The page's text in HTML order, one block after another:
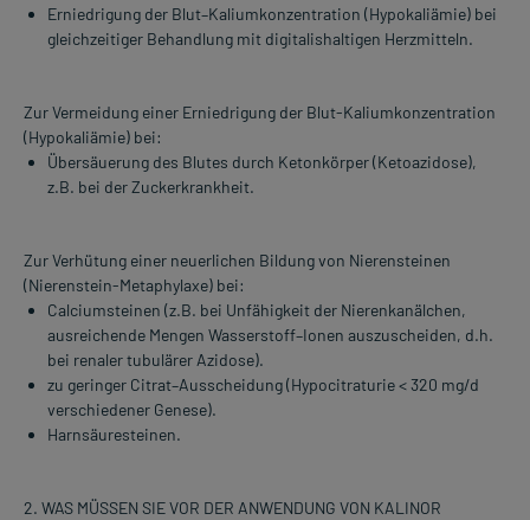
Erniedrigung der Blut–Kaliumkonzentration (Hypokaliämie) bei
gleichzeitiger Behandlung mit digitalishaltigen Herzmitteln.
Zur Vermeidung einer Erniedrigung der Blut-Kaliumkonzentration
(Hypokaliämie) bei:
Übersäuerung des Blutes durch Ketonkörper (Ketoazidose),
z.B. bei der Zuckerkrankheit.
Zur Verhütung einer neuerlichen Bildung von Nierensteinen
(Nierenstein-Metaphylaxe) bei:
Calciumsteinen (z.B. bei Unfähigkeit der Nierenkanälchen,
ausreichende Mengen Wasserstoff–Ionen auszuscheiden, d.h.
bei renaler tubulärer Azidose).
zu geringer Citrat–Ausscheidung (Hypocitraturie < 320 mg/d
verschiedener Genese).
Harnsäuresteinen.
2. WAS MÜSSEN SIE VOR DER ANWENDUNG VON KALINOR